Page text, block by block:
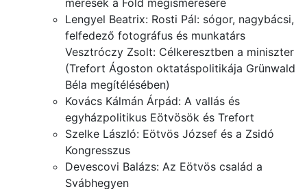
mérések a Föld megismerésére
Lengyel Beatrix: Rosti Pál: sógor, nagybácsi,
felfedező fotográfus és munkatárs
Vesztróczy Zsolt: Célkeresztben a miniszter
(Trefort Ágoston oktatáspolitikája Grünwald
Béla megítélésében)
Kovács Kálmán Árpád: A vallás és
egyházpolitikus Eötvösök és Trefort
Szelke László: Eötvös József és a Zsidó
Kongresszus
Devescovi Balázs: Az Eötvös család a
Svábhegyen